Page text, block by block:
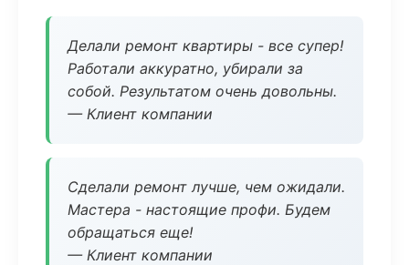
Делали ремонт квартиры - все супер!
Работали аккуратно, убирали за
собой. Результатом очень довольны.
— Клиент компании
Сделали ремонт лучше, чем ожидали.
Мастера - настоящие профи. Будем
обращаться еще!
— Клиент компании